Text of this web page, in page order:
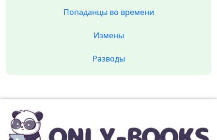
Попаданцы во времени
Измены
Разводы